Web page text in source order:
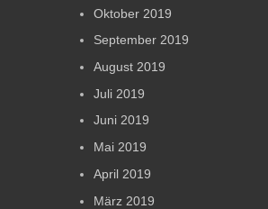
Oktober 2019
September 2019
August 2019
Juli 2019
Juni 2019
Mai 2019
April 2019
März 2019